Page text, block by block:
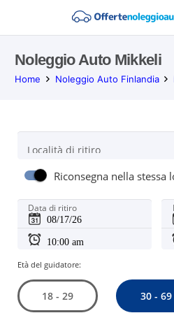
Noleggio Auto Mikkeli
Home Noleggio Auto Finlandia
Località di ritiro
Riconsegna nella stessa
Data di ritiro
Età del guidatore:
18 - 29 30 - 69